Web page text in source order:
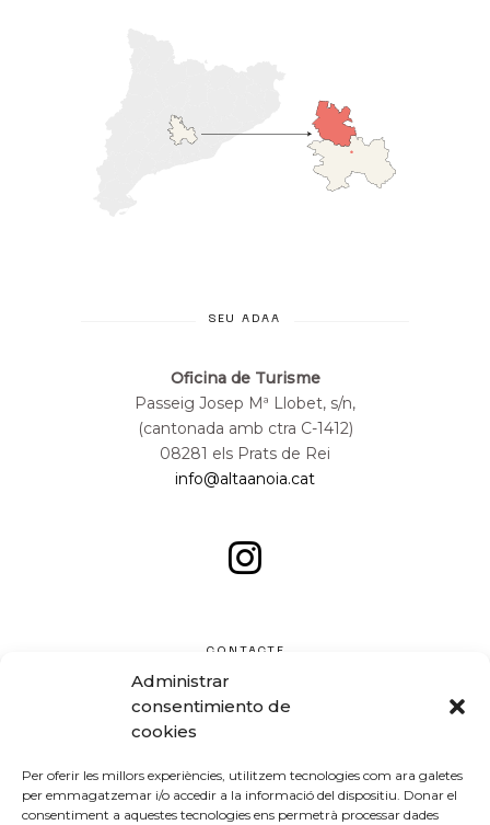
Administrar
consentimiento de
cookies
Per oferir les millors experiències, utilitzem tecnologies com ara galetes
per emmagatzemar i/o accedir a la informació del dispositiu. Donar el
consentiment a aquestes tecnologies ens permetrà processar dades
SEU ADAA
Oficina de Turisme
Passeig Josep Mª Llobet, s/n,
(cantonada amb ctra C-1412)
08281 els Prats de Rei
info@altaanoia.cat
CONTACTE